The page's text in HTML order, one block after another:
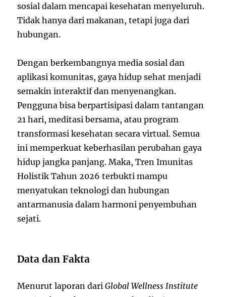
sosial dalam mencapai kesehatan menyeluruh.
Tidak hanya dari makanan, tetapi juga dari
hubungan.
Dengan berkembangnya media sosial dan
aplikasi komunitas, gaya hidup sehat menjadi
semakin interaktif dan menyenangkan.
Pengguna bisa berpartisipasi dalam tantangan
21 hari, meditasi bersama, atau program
transformasi kesehatan secara virtual. Semua
ini memperkuat keberhasilan perubahan gaya
hidup jangka panjang. Maka, Tren Imunitas
Holistik Tahun 2026 terbukti mampu
menyatukan teknologi dan hubungan
antarmanusia dalam harmoni penyembuhan
sejati.
Data dan Fakta
Menurut laporan dariGlobal Wellness Institute